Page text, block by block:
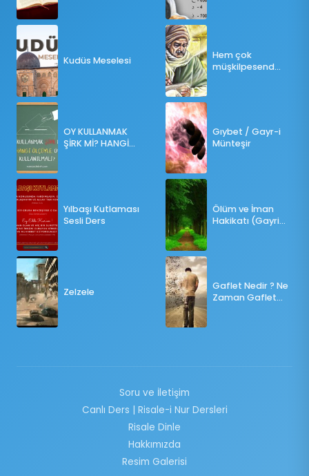
Kudüs Meselesi
OY KULLANMAK
ŞİRK Mİ? HANGİ
Yılbaşı Kutlaması
Sesli Ders
Zelzele
Hem çok
müşkilpesend
Gıybet / Gayr-i
Münteşir
Ölüm ve İman
Hakikatı (Gayri
Gaflet Nedir ? Ne
Zaman Gaflet
Soru ve İletişim
Canlı Ders | Risale-i Nur Dersleri
Risale Dinle
Hakkımızda
Resim Galerisi